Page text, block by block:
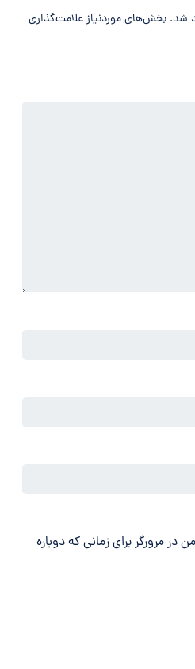
شد. بخش‌های موردنیاز علامت‌گذاری
مرورگر برای زمانی که دوباره